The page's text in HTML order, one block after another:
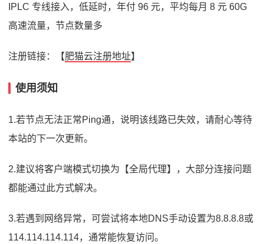
IPLC 专线接入，低延时，年付 96 元，平均每月 8 元 60G
高速流量，节点数量多
注册链接：【肥猫云注册地址】
使用须知
1.若节点无法正常Ping通，说明该线路已失效，请耐心等待
本站的下一次更新。
2.建议将客户端模式切换为【全局代理】，大部分连接问题
都能通过此方式解决。
3.若遇到网络异常，可尝试将本地DNS手动设置为8.8.8.8或
114.114.114.114，通常能恢复访问。